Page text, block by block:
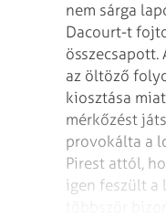
nem sárga
Dacourt-t
összecsapott.
az öltöző
kiosztása
mérkőzést
provokálta a
Pirest attól,
igen feszült a